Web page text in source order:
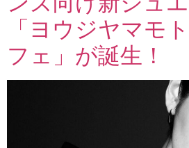
「ヨウジヤマモ
フェ」が誕生！